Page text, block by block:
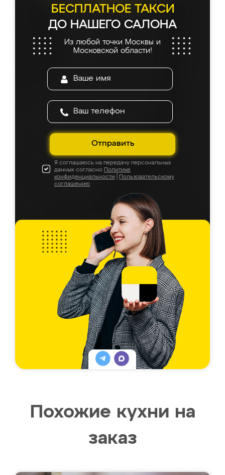
БЕСПЛАТНОЕ ТАКСИ
ДО НАШЕГО САЛОНА
Из любой точки Москвы и
Московской области!
Отправить
Я соглашаюсь на передачу персональных
данных согласно Политике
конфиденциальности
Пользовательскому
соглашению
Похожие кухни на
заказ